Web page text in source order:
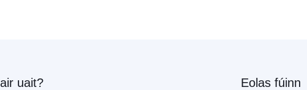
uait? Eolas fúinn